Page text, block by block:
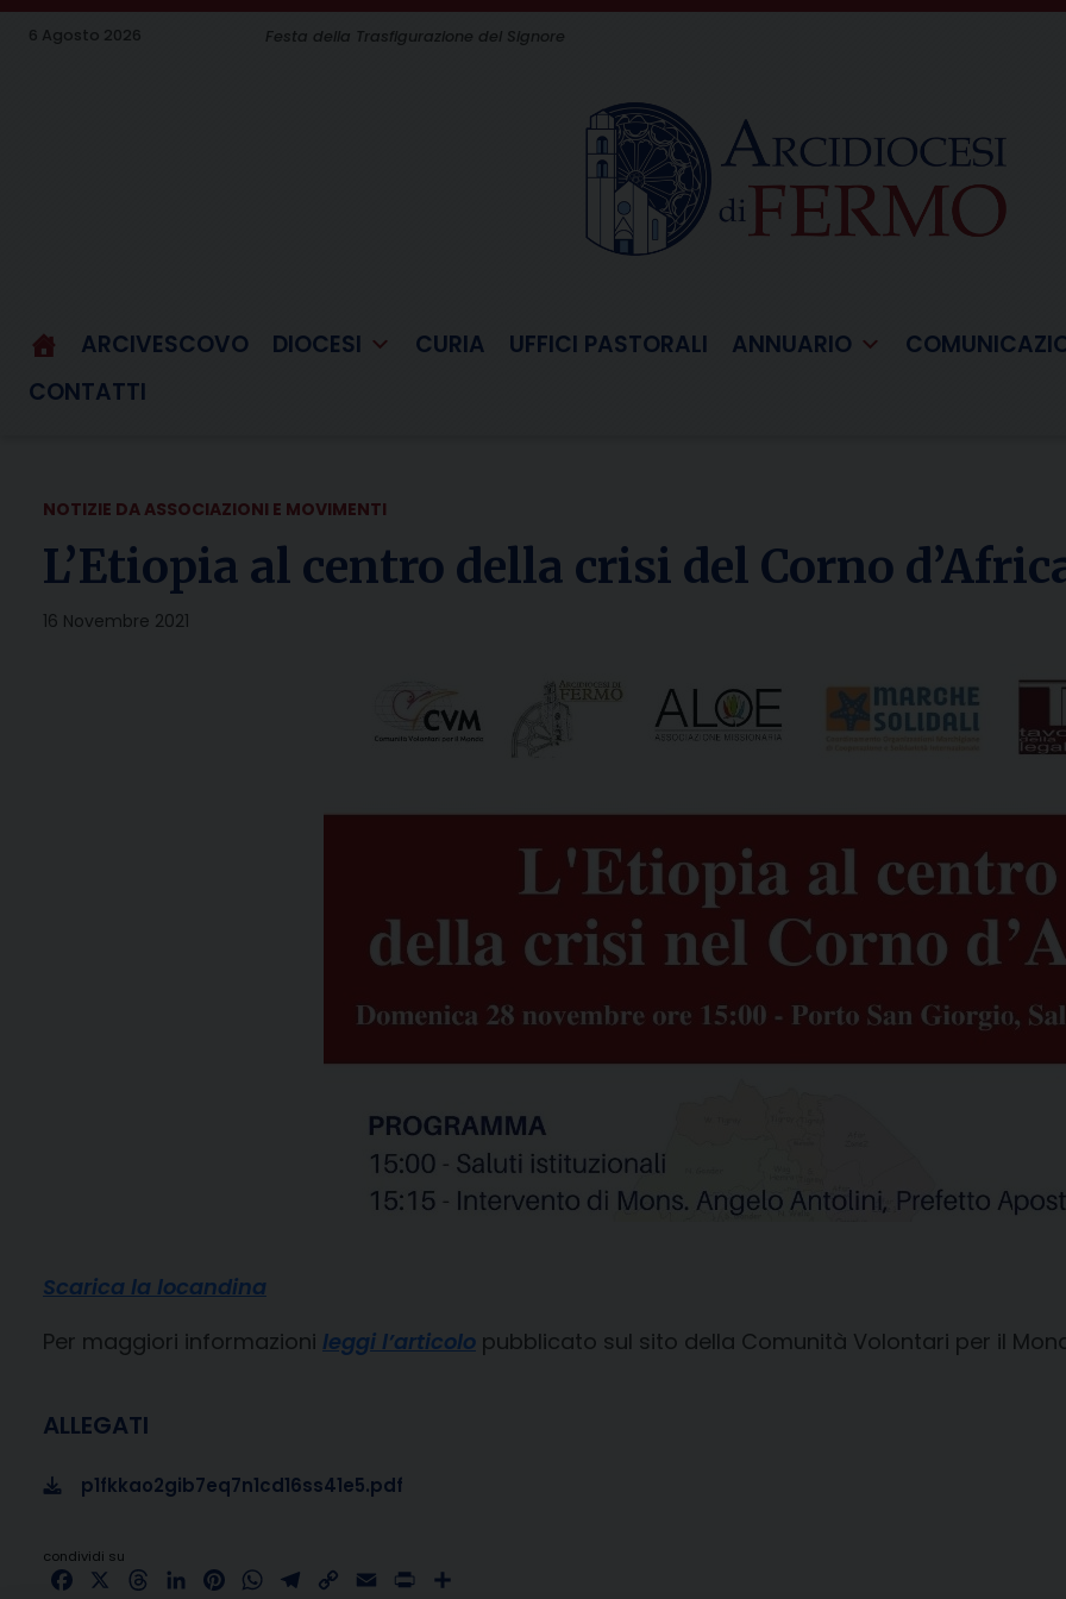
Skip
6 Agosto 2026 Festa della Trasfigurazione del Signore
ARCIVESCOVO DIOCESI CURIA UFFICI PASTORALI ANNUARIO
CONTATTI
NOTIZIE DA ASSOCIAZIONI E MOVIMENTI
L’Etiopia al centro della crisi del Corno
16 Novembre 2021
Scarica la locandina
Per maggiori informazioni leggi l’articolo pubblicato sul sito della Comunità Volontari per il
ALLEGATI
p1fkkao2gib7eq7n1cd16ss41e5.pdf
condividi su
FacebookThreadsLinkedInPinterestWhatsApp
Telegram
Copy Email Print